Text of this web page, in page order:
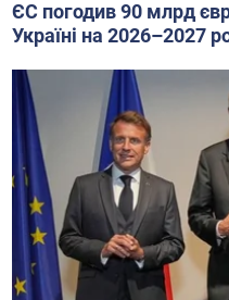
ЄС погодив 90 млрд
Україні на 2026–2027